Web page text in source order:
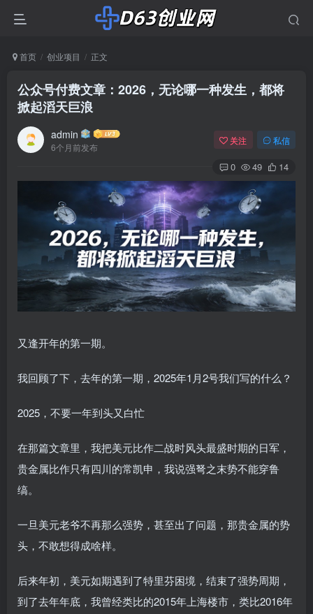
首页 创业项目 正文
公众号付费文章：2026，无论哪一种发生，都将
掀起滔天巨浪
admin
6个月前发布
关注 私信
0 49 14
又逢开年的第一期。
我回顾了下，去年的第一期，2025年1月2号我们写的什么？
2025，不要一年到头又白忙
在那篇文章里，我把美元比作二战时风头最盛时期的日军，
贵金属比作只有四川的常凯申，我说强弩之末势不能穿鲁
缟。
一旦美元老爷不再那么强势，甚至出了问题，那贵金属的势
头，不敢想得成啥样。
后来年初，美元如期遇到了特里芬困境，结束了强势周期，
到了去年年底，我曾经类比的2015年上海楼市，类比2016年